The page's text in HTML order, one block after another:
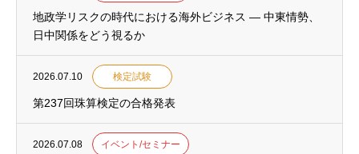
地政学リスクの時代における海外ビジネス ― 中東情勢、
日中関係をどう視るか
2026.07.10 検定試験
第237回珠算検定の合格発表
2026.07.08 イベント/セミナー